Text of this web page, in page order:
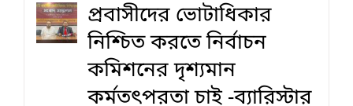
প্রবাসীদের ভোটাধিকার
নিশ্চিত করতে নির্বাচন
কমিশনের দৃশ‍্যমান
কর্মতৎপরতা চাই -ব্যারিস্টার